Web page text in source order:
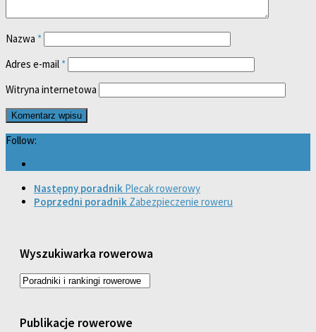
Nazwa *
Adres e-mail *
Witryna internetowa
Follow:
Następny poradnik Plecak rowerowy
Poprzedni poradnik Zabezpieczenie roweru
Wyszukiwarka rowerowa
Publikacje rowerowe